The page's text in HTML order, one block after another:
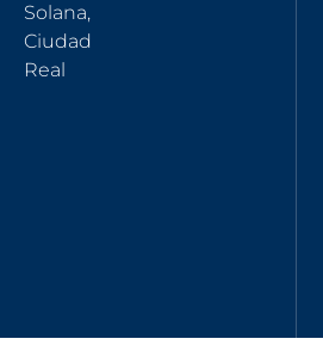
Solana,
Ciudad
Real